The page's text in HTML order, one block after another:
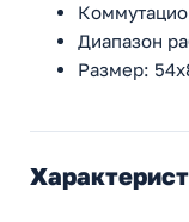
Диапазон
Размер: